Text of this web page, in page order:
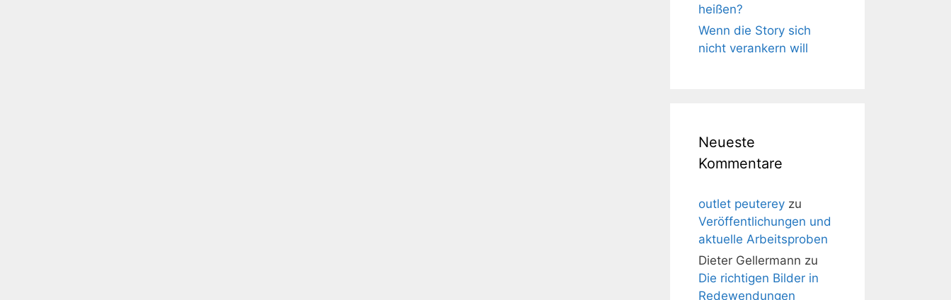
heißen?
Wenn die Story sich
nicht verankern will
Neueste
Kommentare
outlet peuterey zu
Veröffentlichungen und
aktuelle Arbeitsproben
Dieter Gellermann zu
Die richtigen Bilder in
Redewendungen